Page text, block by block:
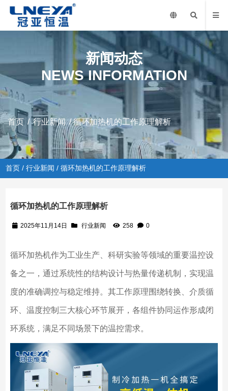
新闻动态
NEWS INFORMATION
首页 /行业新闻/ 循环加热机的工作原理解析
首页 /行业新闻 / 循环加热机的工作原理解析
循环加热机的工作原理解析
2025年11月14日 行业新闻 258 0
循环加热机作为工业生产、科研实验等领域的重要温控设
备之一，通过系统性的结构设计与热量传递机制，实现温
度的准确调控与稳定维持。其工作原理围绕转换、介质循
环、温度控制三大核心环节展开，各组件协同运作形成闭
环系统，满足不同场景下的温控需求。